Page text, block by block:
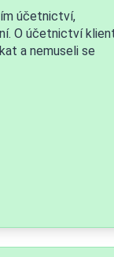
účetnictví,
O účetnictví
a nemuseli se